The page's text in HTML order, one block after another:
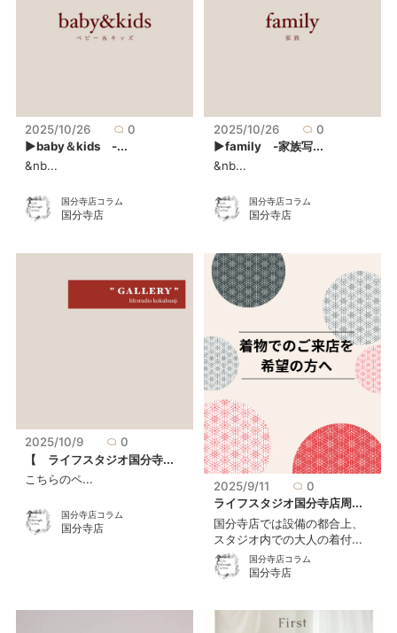
2025/10/26
0
▶baby＆kids -...
&nb...
国分寺店コラム
国分寺店
2025/10/26
0
▶family -家族写...
&nb...
国分寺店コラム
国分寺店
2025/10/9
0
【 ライフスタジオ国分寺...
こちらのペ...
国分寺店コラム
国分寺店
2025/9/11
0
ライフスタジオ国分寺店周...
国分寺店では設備の都合上、
スタジオ内での大人の着付...
国分寺店コラム
国分寺店